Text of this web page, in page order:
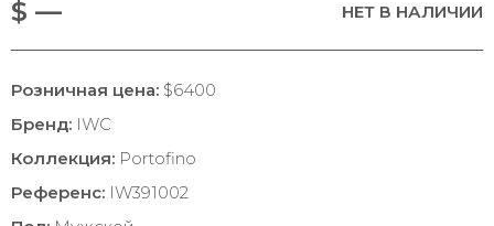
$ — НЕТ В НАЛИЧИИ
Розничная цена: $6400
Бренд: IWC
Коллекция: Portofino
Референс: IW391002